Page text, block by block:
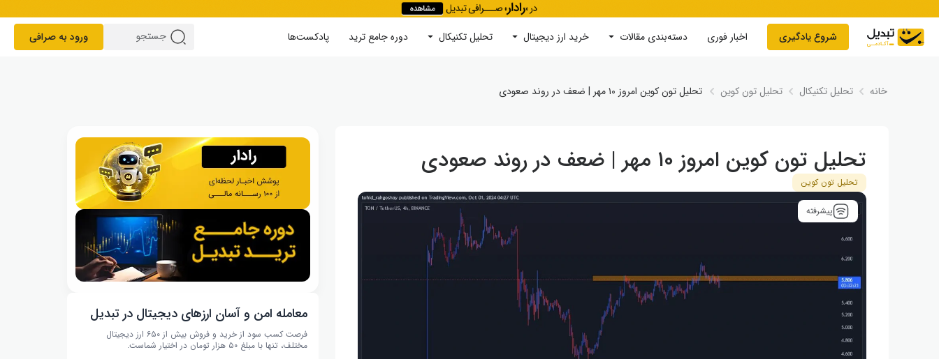
شروع یادگیری اخبار فوری دسته‌بندی مقالات خرید ارز دیجیتال تحلیل تکنیکال دوره‌ جامع ترید پادکست‌ها جستجو ورود به صرافی
خانه تحلیل تکنیکال تحلیل تون کوین تحلیل تون کوین امروز ۱۰ مهر | ضعف در روند صعودی
تحلیل تون کوین امروز ۱۰ مهر | ضعف در روند صعودی
تحلیل تون کوین
پیشرفته
معامله امن و آسان ارزهای دیجیتال در تبدیل
فرصت کسب سود از خرید و فروش بیش از ۶۵۰ ارز دیجیتال
مختلف، تنها با مبلغ ۵۰ هزار تومان در اختیار شماست.